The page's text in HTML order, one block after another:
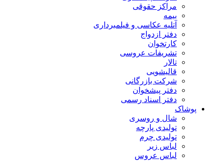
مراکز حقوقی
بیمه
آتلیه عکاسی و فیلمبرداری
دفتر ازدواج
کارتخوان
تشریفات عروسی
تالار
قالیشویی
شرکت بازرگانی
دفتر پیشخوان
دفتر اسناد رسمی
پوشاک
شال و روسری
تولیدی پارچه
تولیدی چرم
لباس زیر
لباس عروس